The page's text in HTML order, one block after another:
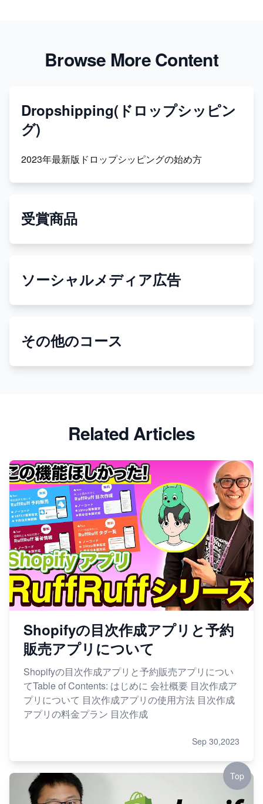
Browse More Content
Dropshipping(ドロップシッピン
グ)
2023年最新版ドロップシッピングの始め方
受賞商品
ソーシャルメディア広告
その他のコース
Related Articles
Shopifyの目次作成アプリと予約
販売アプリについて
Shopifyの目次作成アプリと予約販売アプリについ
てTable of Contents: はじめに 会社概要 目次作成ア
プリについて 目次作成アプリの使用方法 目次作成
アプリの料金プラン 目次作成
Sep 30,2023
Top